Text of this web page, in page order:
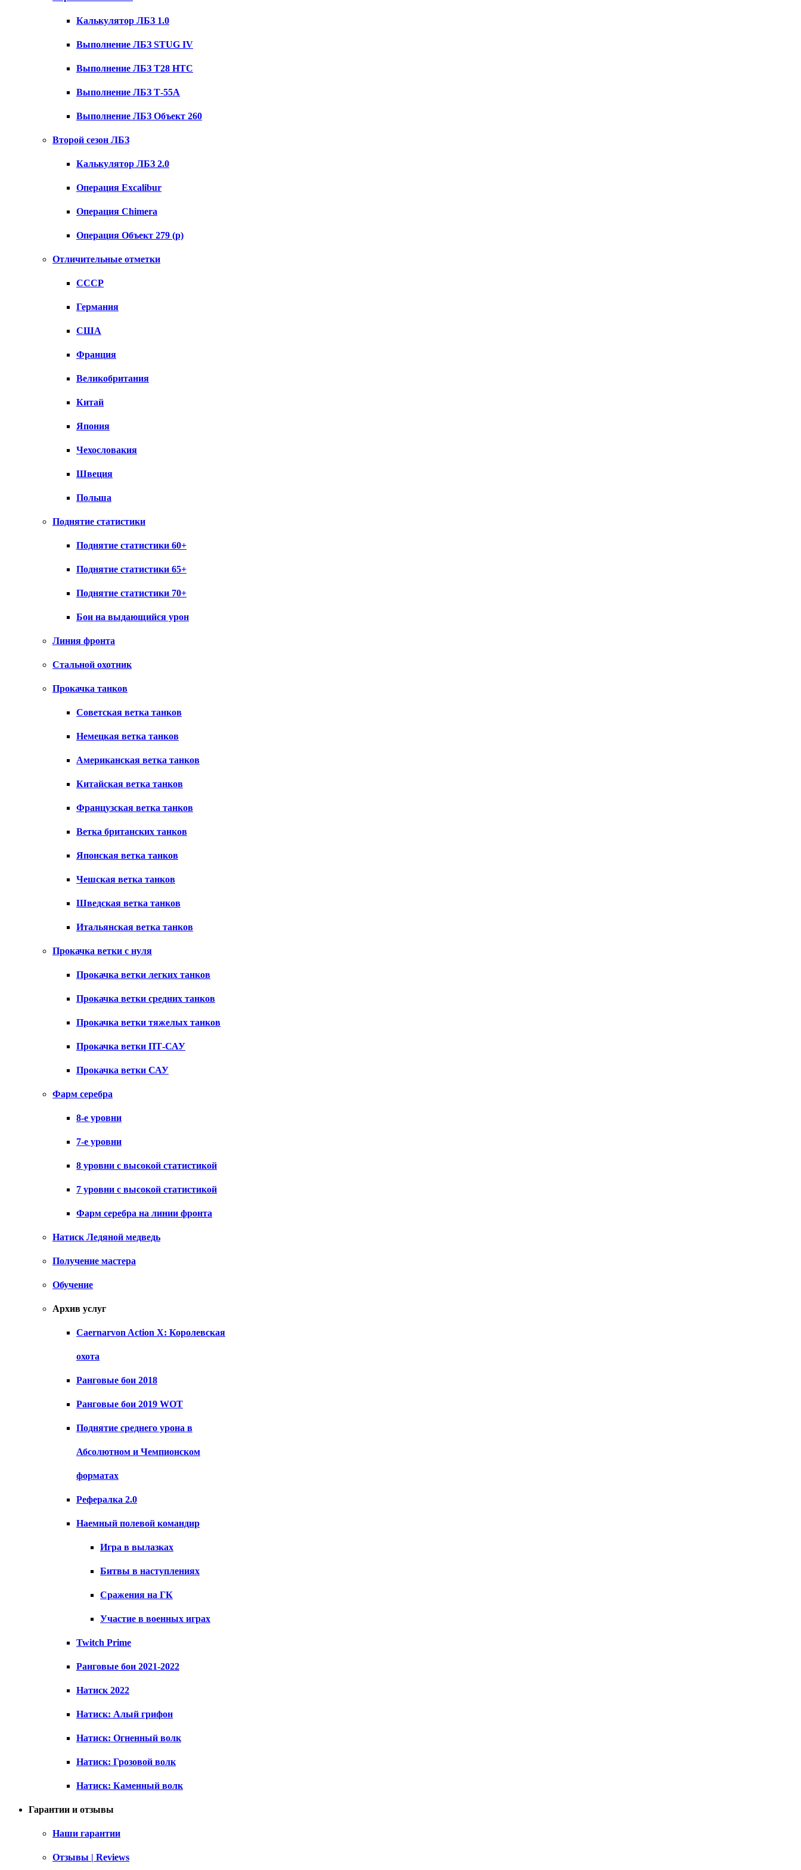
Калькулятор ЛБЗ 1.0
Выполнение ЛБЗ STUG IV
Выполнение ЛБЗ T28 HTC
Выполнение ЛБЗ Т-55А
Выполнение ЛБЗ Объект 260
Второй сезон ЛБЗ
Калькулятор ЛБЗ 2.0
Операция Excalibur
Операция Chimera
Операция Объект 279 (р)
Отличительные отметки
СССР
Германия
США
Франция
Великобритания
Китай
Япония
Чехословакия
Швеция
Польша
Поднятие статистики
Поднятие статистики 60+
Поднятие статистики 65+
Поднятие статистики 70+
Бои на выдающийся урон
Линия фронта
Стальной охотник
Прокачка танков
Советская ветка танков
Немецкая ветка танков
Американская ветка танков
Китайская ветка танков
Французская ветка танков
Ветка британских танков
Японская ветка танков
Чешская ветка танков
Шведская ветка танков
Итальянская ветка танков
Прокачка ветки с нуля
Прокачка ветки легких танков
Прокачка ветки средних танков
Прокачка ветки тяжелых танков
Прокачка ветки ПТ-САУ
Прокачка ветки САУ
Фарм серебра
8-е уровни
7-е уровни
8 уровни с высокой статистикой
7 уровни с высокой статистикой
Фарм серебра на линии фронта
Натиск Ледяной медведь
Получение мастера
Обучение
Архив услуг
Caernarvon Action X: Королевская
охота
Ранговые бои 2018
Ранговые бои 2019 WOT
Поднятие среднего урона в
Абсолютном и Чемпионском
форматах
Рефералка 2.0
Наемный полевой командир
Игра в вылазках
Битвы в наступлениях
Сражения на ГК
Участие в военных играх
Twitch Prime
Ранговые бои 2021-2022
Натиск 2022
Натиск: Алый грифон
Натиск: Огненный волк
Натиск: Грозовой волк
Натиск: Каменный волк
Гарантии и отзывы
Наши гарантии
Отзывы | Reviews